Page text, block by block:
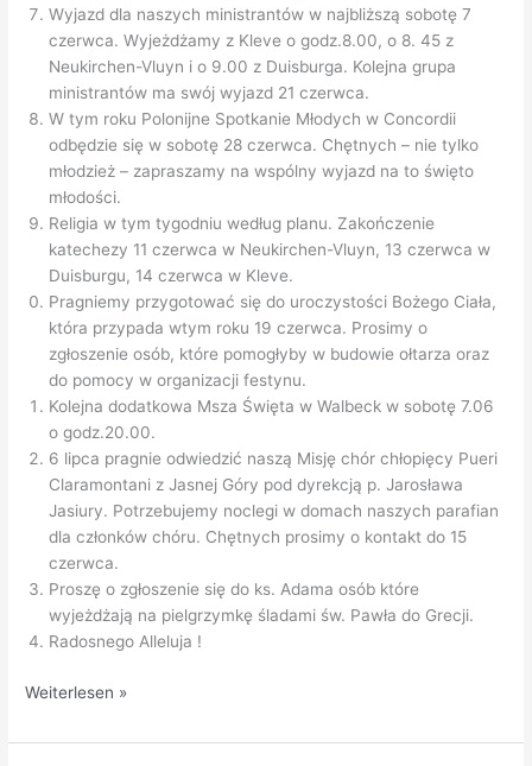
Wyjazd dla naszych ministrantów w najbliższą sobotę 7
czerwca. Wyjeżdżamy z Kleve o godz.8.00, o 8. 45 z
Neukirchen-Vluyn i o 9.00 z Duisburga. Kolejna grupa
ministrantów ma swój wyjazd 21 czerwca.
W tym roku Polonijne Spotkanie Młodych w Concordii
odbędzie się w sobotę 28 czerwca. Chętnych – nie tylko
młodzież – zapraszamy na wspólny wyjazd na to święto
młodości.
Religia w tym tygodniu według planu. Zakończenie
katechezy 11 czerwca w Neukirchen-Vluyn, 13 czerwca w
Duisburgu, 14 czerwca w Kleve.
Pragniemy przygotować się do uroczystości Bożego Ciała,
która przypada wtym roku 19 czerwca. Prosimy o
zgłoszenie osób, które pomogłyby w budowie ołtarza oraz
do pomocy w organizacji festynu.
Kolejna dodatkowa Msza Święta w Walbeck w sobotę 7.06
o godz.20.00.
6 lipca pragnie odwiedzić naszą Misję chór chłopięcy Pueri
Claramontani z Jasnej Góry pod dyrekcją p. Jarosława
Jasiury. Potrzebujemy noclegi w domach naszych parafian
dla członków chóru. Chętnych prosimy o kontakt do 15
czerwca.
Proszę o zgłoszenie się do ks. Adama osób które
wyjeżdżają na pielgrzymkę śladami św. Pawła do Grecji.
Radosnego Alleluja !
Ogłoszenia
1.06.2014
Weiterlesen »